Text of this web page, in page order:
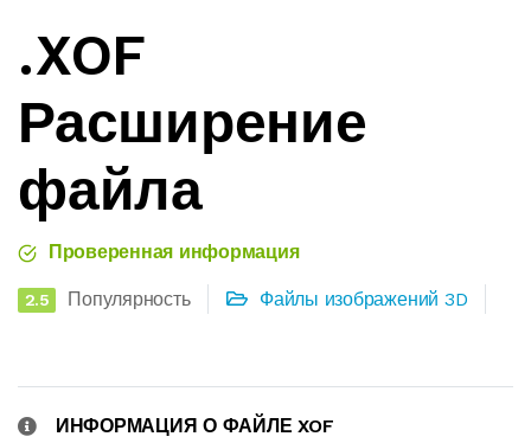
.XOF
Расширение
файла
Проверенная информация
2.5 Популярность Файлы изображений 3D
ИНФОРМАЦИЯ О ФАЙЛЕ XOF